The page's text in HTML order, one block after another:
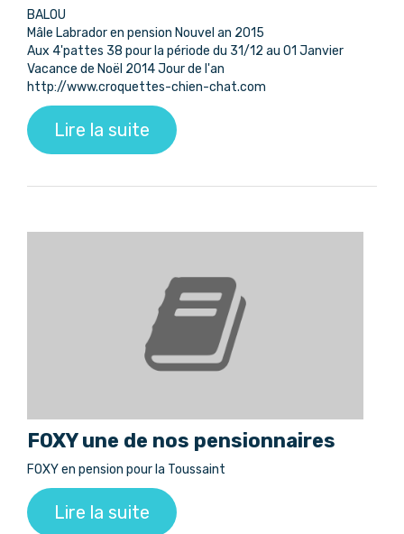
BALOU
Mâle Labrador en pension Nouvel an 2015
Aux 4'pattes 38 pour la période du 31/12 au 01 Janvier
Vacance de Noël 2014 Jour de l'an
http://www.croquettes-chien-chat.com
Lire la suite
FOXY une de nos pensionnaires
FOXY en pension pour la Toussaint
Lire la suite